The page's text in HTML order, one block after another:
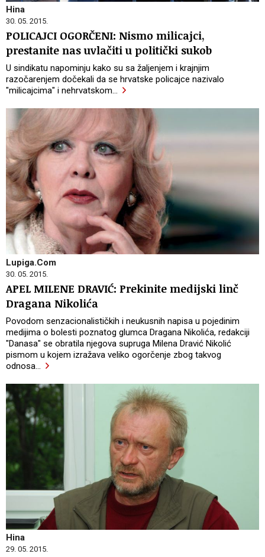
Hina
30. 05. 2015.
POLICAJCI OGORČENI: Nismo milicajci,
prestanite nas uvlačiti u politički sukob
U sindikatu napominju kako su sa žaljenjem i krajnjim
razočarenjem dočekali da se hrvatske policajce nazivalo
"milicajcima" i nehrvatskom…
Lupiga.Com
30. 05. 2015.
APEL MILENE DRAVIĆ: Prekinite medijski linč
Dragana Nikolića
Povodom senzacionalističkih i neukusnih napisa u pojedinim
medijima o bolesti poznatog glumca Dragana Nikolića, redakciji
"Danasa" se obratila njegova supruga Milena Dravić Nikolić
pismom u kojem izražava veliko ogorčenje zbog takvog
odnosa…
Hina
29. 05. 2015.